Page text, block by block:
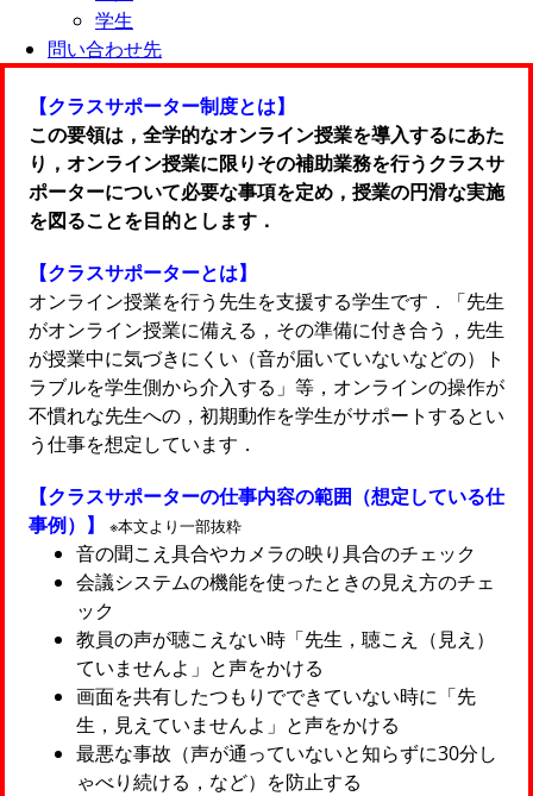
学生
問い合わせ先
【クラスサポーター制度とは】
この要領は，全学的なオンライン授業を導入するにあた
り，オンライン授業に限りその補助業務を行うクラスサ
ポーターについて必要な事項を定め，授業の円滑な実施
を図ることを目的とします．
【クラスサポーターとは】
オンライン授業を行う先生を支援する学生です．「先生
がオンライン授業に備える，その準備に付き合う，先生
が授業中に気づきにくい（音が届いていないなどの）ト
ラブルを学生側から介入する」等，オンラインの操作が
不慣れな先生への，初期動作を学生がサポートするとい
う仕事を想定しています．
【クラスサポーターの仕事内容の範囲（想定している仕
事例）】
※本文より一部抜粋
音の聞こえ具合やカメラの映り具合のチェック
会議システムの機能を使ったときの見え方のチェ
ック
教員の声が聴こえない時「先生，聴こえ（見え）
ていませんよ」と声をかける
画面を共有したつもりでできていない時に「先
生，見えていませんよ」と声をかける
最悪な事故（声が通っていないと知らずに30分し
ゃべり続ける，など）を防止する